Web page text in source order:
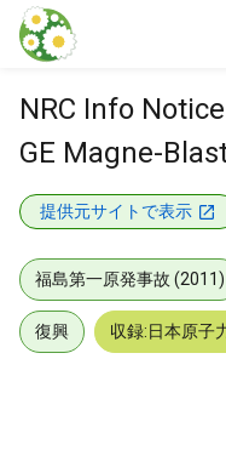
本文に飛ぶ
NRC Info
GE Magne-
提供元サイトで表示
福島第一原発事故 (2011)
復興 収録:日本原子